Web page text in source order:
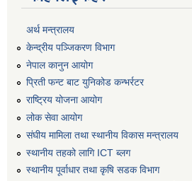
अर्थ मन्त्रालय
केन्द्रीय पञ्जिकरण विभाग
नेपाल कानुन आयोग
प्रिती फन्ट बाट युनिकोड कन्भर्रटर
राष्ट्रिय योजना आयोग
लोक सेवा आयोग
संघीय मामिला तथा स्थानीय विकास मन्त्रालय
स्थानीय तहको लागि ICT ब्लग
स्थानीय पूर्वाधार तथा कृषि सडक विभाग